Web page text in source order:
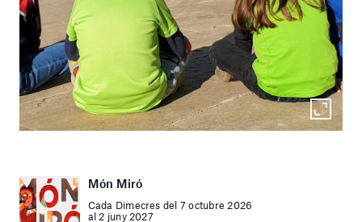
Món Miró
Cada Dimecres del 7 octubre 2026
al 2 juny 2027